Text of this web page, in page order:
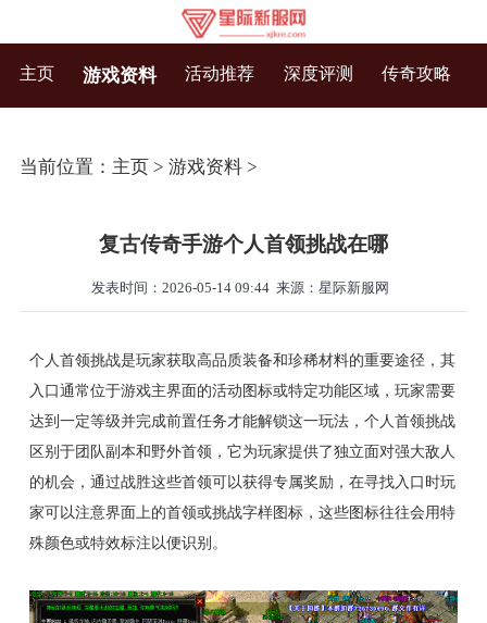
主页 游戏资料 活动推荐 深度评测 传奇攻略
当前位置： 主页> 游戏资料>
复古传奇手游个人首领挑战在哪
发表时间：2026-05-14 09:44 来源：星际新服网
个人首领挑战是玩家获取高品质装备和珍稀材料的重要途径，其
入口通常位于游戏主界面的活动图标或特定功能区域，玩家需要
达到一定等级并完成前置任务才能解锁这一玩法，个人首领挑战
区别于团队副本和野外首领，它为玩家提供了独立面对强大敌人
的机会，通过战胜这些首领可以获得专属奖励，在寻找入口时玩
家可以注意界面上的首领或挑战字样图标，这些图标往往会用特
殊颜色或特效标注以便识别。